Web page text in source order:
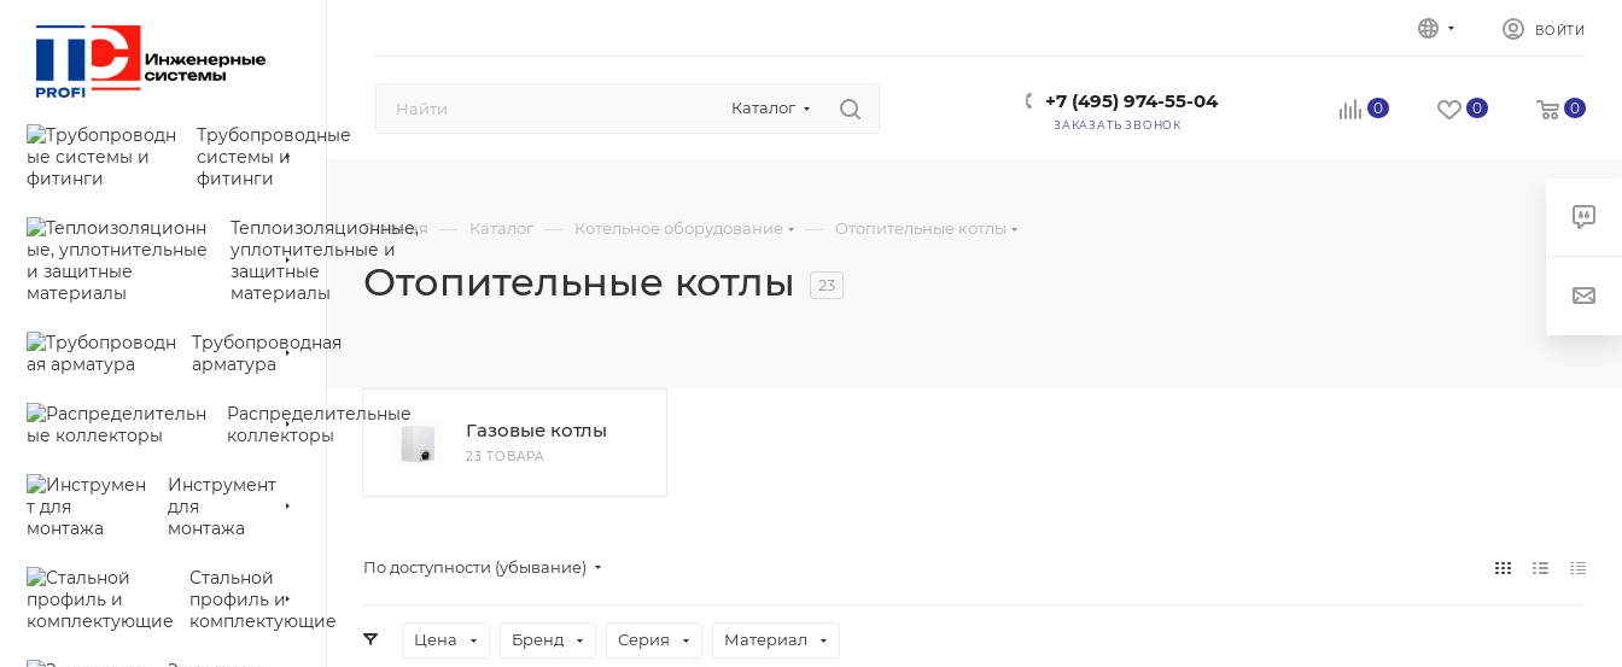
ВОЙТИ
Каталог +7 (495) 974-55-04
ЗАКАЗАТЬ ЗВОНОК
0 0 0
Трубопроводные
системы и
фитинги
Теплоизоляционные,
уплотнительные и
защитные
материалы
Трубопроводная
арматура
Распределительные
коллекторы
Инструмент
для
монтажа
Стальной
профиль и
комплектующие
Главная — Каталог — Котельное оборудование — Отопительные котлы
Отопительные котлы 23
Газовые котлы
23 ТОВАРА
По доступности (убывание)
Цена Бренд Серия Материал